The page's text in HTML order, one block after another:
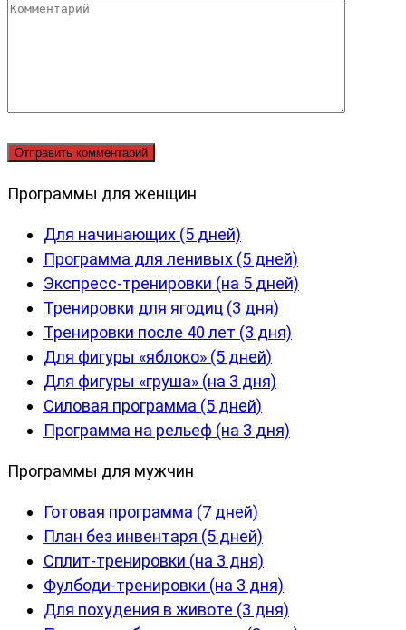
Комментарий
Программы для женщин
Для начинающих (5 дней)
Программа для ленивых (5 дней)
Экспресс-тренировки (на 5 дней)
Тренировки для ягодиц (3 дня)
Тренировки после 40 лет (3 дня)
Для фигуры «яблоко» (5 дней)
Для фигуры «груша» (на 3 дня)
Силовая программа (5 дней)
Программа на рельеф (на 3 дня)
Программы для мужчин
Готовая программа (7 дней)
План без инвентаря (5 дней)
Сплит-тренировки (на 3 дня)
Фулбоди-тренировки (на 3 дня)
Для похудения в животе (3 дня)